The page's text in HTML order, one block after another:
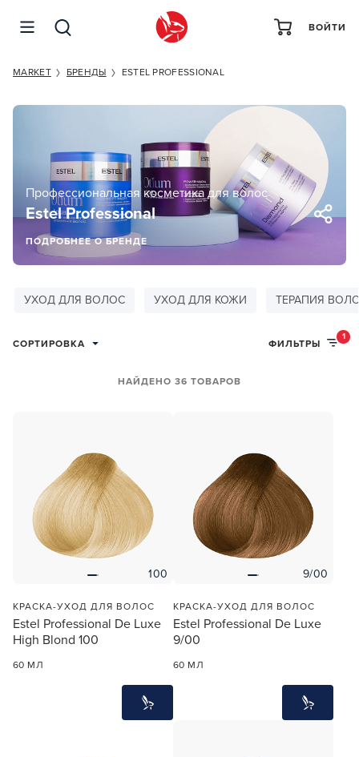
ВОЙТИ
MARKET БРЕНДЫ ESTEL PROFESSIONAL
Estel Professional
Профессиональная косметика для волос
ПОДРОБНЕЕ О БРЕНДЕ
УХОД ДЛЯ ВОЛОС УХОД ДЛЯ КОЖИ ТЕРАПИЯ
СОРТИРОВКА
НАЙДЕНО 36 ТОВАРОВ
ФИЛЬТРЫ
1
100
КРАСКА-УХОД ДЛЯ ВОЛОС
Estel Professional De Luxe
High Blond 100
60 МЛ
9/00
КРАСКА-УХОД ДЛЯ ВОЛОС
Estel Professional De Luxe
9/00
60 МЛ